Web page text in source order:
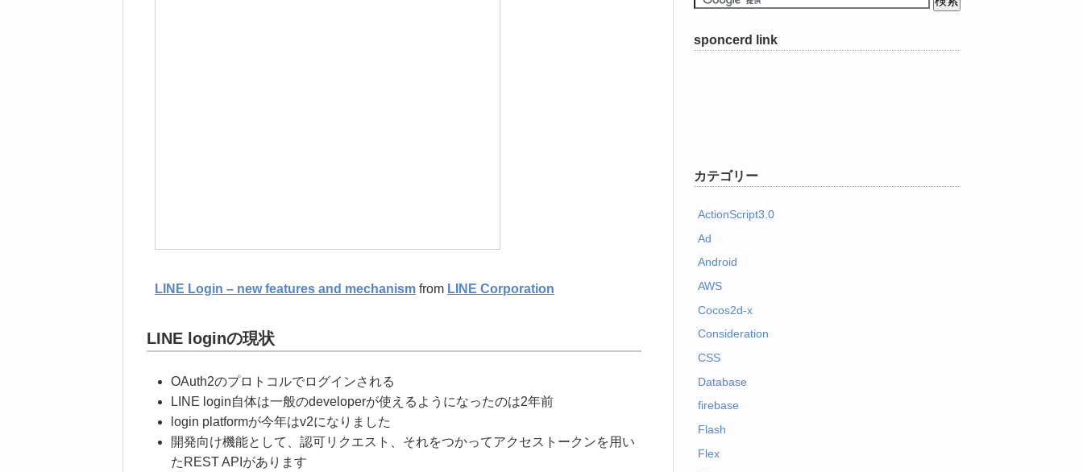
LINE Login – new features and mechanism from LINE Corporation
LINE loginの現状
OAuth2のプロトコルでログインされる
LINE login自体は一般のdeveloperが使えるようになったのは2年前
login platformが今年はv2になりました
開発向け機能として、認可リクエスト、それをつかってアクセストークンを用い
たREST APIがあります
sponcerd link
カテゴリー
ActionScript3.0
Ad
Android
AWS
Cocos2d-x
Consideration
CSS
Database
firebase
Flash
Flex